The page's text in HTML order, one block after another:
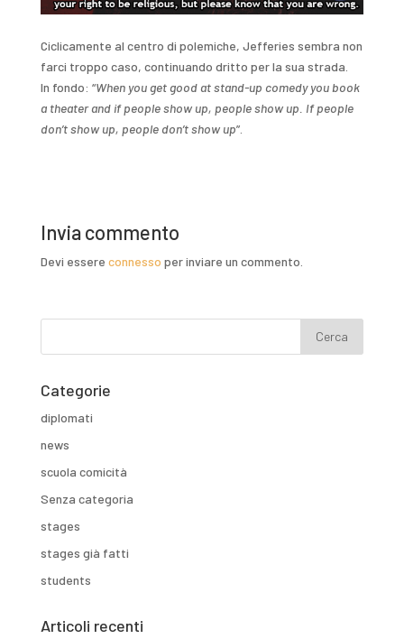
Ciclicamente al centro di polemiche, Jefferies sembra non
farci troppo caso, continuando dritto per la sua strada.
In fondo: “When you get good at stand-up comedy you book
a theater and if people show up, people show up. If people
don’t show up, people don’t show up”.
Invia commento
Devi essere connesso per inviare un commento.
Categorie
diplomati
news
scuola comicità
Senza categoria
stages
stages già fatti
students
Articoli recenti